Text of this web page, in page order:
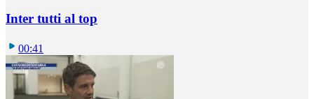
Inter tutti al top
00:41